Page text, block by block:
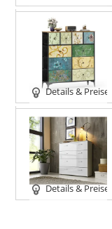
Details & Preise
Details & Preise